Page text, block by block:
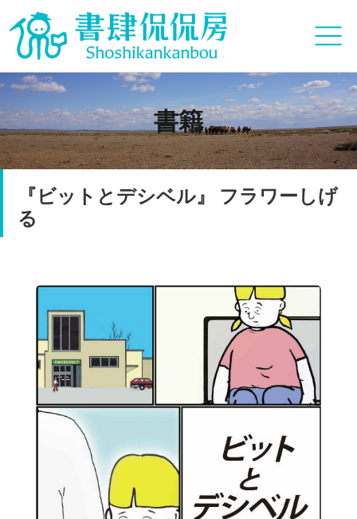
書籍
『ビットとデシベル』 フラワーしげ
る